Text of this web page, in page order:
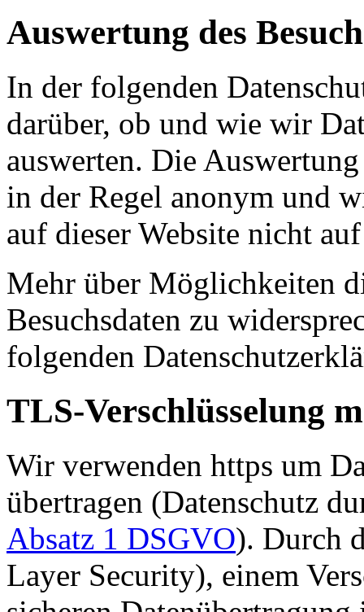
Auswertung des
In der folgenden
darüber, ob und wie wir
auswerten. Die
in der Regel anonym und
auf dieser Website nicht
Mehr über Möglichkeiten
Besuchsdaten zu
folgenden
TLS-Verschlüsselung
Wir verwenden https um
übertragen (Datenschutz
Absatz 1 DSGVO). Durch
Layer Security), einem